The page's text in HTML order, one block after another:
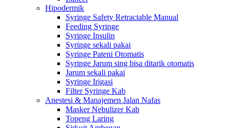
Hipodermik
Syringe Safety Retractable Manual
Feeding Syringe
Syringe Insulin
Syringe sekali pakai
Syringe Pateni Otomatis
Syringe Jarum sing bisa ditarik otomatis
Jarum sekali pakai
Syringe Irigasi
Filter Syringe Kab
Anestesi & Manajemen Jalan Nafas
Masker Nebulizer Kab
Topeng Laring